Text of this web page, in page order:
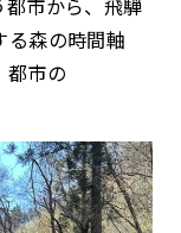
都市から、飛騨
る森の時間軸
都市の